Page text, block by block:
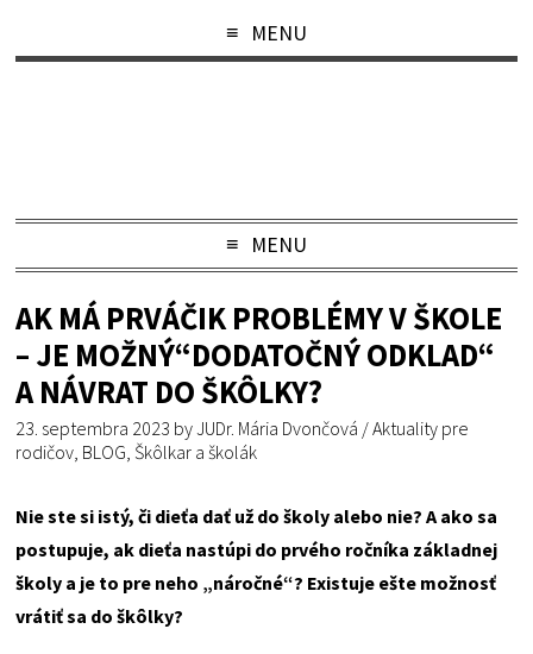
MENU
MENU
AK MÁ PRVÁČIK PROBLÉMY V ŠKOLE
– JE MOŽNÝ“DODATOČNÝ ODKLAD“
A NÁVRAT DO ŠKÔLKY?
23. septembra 2023 byJUDr. Mária Dvončová /Aktuality pre
rodičov, BLOG, Škôlkar a školák
Nie ste si istý, či dieťa dať už do školy alebo nie? A ako sa
postupuje, ak dieťa nastúpi do prvého ročníka základnej
školy a je to pre neho „náročné“? Existuje ešte možnosť
vrátiť sa do škôlky?